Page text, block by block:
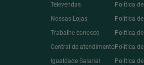
Televendas
Nossas Lojas
Trabalhe conosco
Central de atendimento
Igualdade Salarial
Política
Política
Política
Política
Política